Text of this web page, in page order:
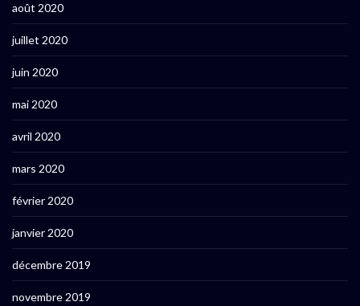
août 2020
juillet 2020
juin 2020
mai 2020
avril 2020
mars 2020
février 2020
janvier 2020
décembre 2019
novembre 2019